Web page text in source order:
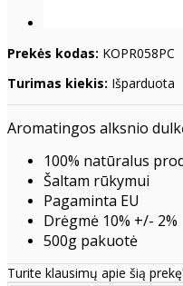
Prekės kodas: KOPR058PC
Turimas kiekis: Išparduota
Aromatingos alksnio
100% natūralus
Šaltam rūkymui
Pagaminta EU
Drėgmė 10% +/- 2%
500g pakuotė
Turite klausimų apie šią